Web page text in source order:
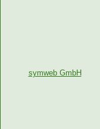
symweb GmbH